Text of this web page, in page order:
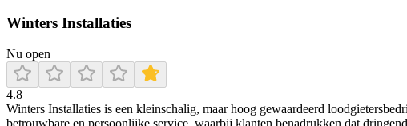
Winters Installaties
Nu open
4.8
Winters Installaties is een kleinschalig, maar hoog gewaardeerd
betrouwbare en persoonlijke service, waarbij klanten benadrukken dat